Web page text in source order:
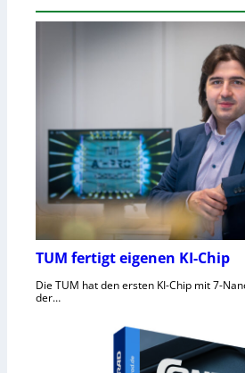
TUM fertigt eigenen KI-Chip
Die TUM hat den ersten KI-Chip mit 7-
der…